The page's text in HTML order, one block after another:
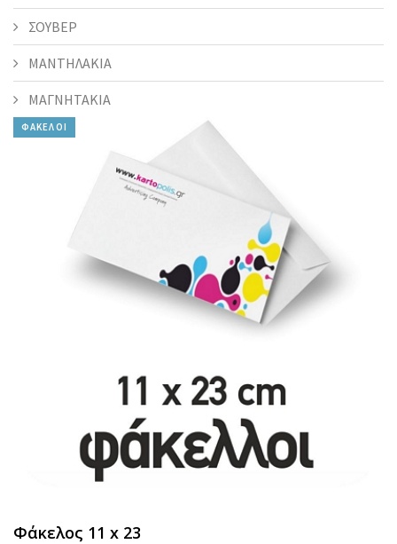
ΣΟΥΒΕΡ
ΜΑΝΤΗΛΑΚΙΑ
ΜΑΓΝΗΤΑΚΙΑ
ΦΑΚΕΛΟΙ
Φάκελος 11 x 23